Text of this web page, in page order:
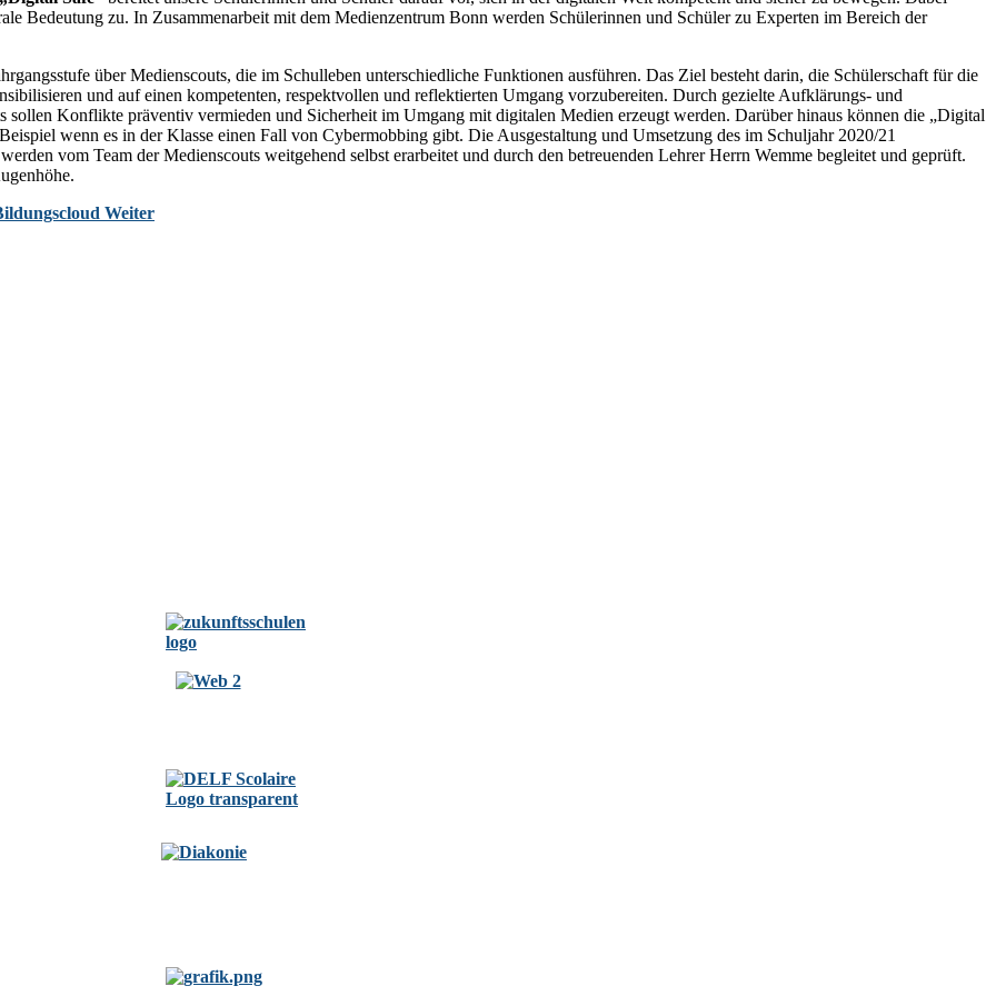
Bedeutung zu. In Zusammenarbeit mit dem Medienzentrum Bonn werden Schülerinnen und Schüler zu Experten im Bereich der
über Medienscouts, die im Schulleben unterschiedliche Funktionen ausführen. Das Ziel besteht darin, die Schülerschaft für die
und auf einen kompetenten, respektvollen und reflektierten Umgang vorzubereiten. Durch gezielte Aufklärungs- und
sollen Konflikte präventiv vermieden und Sicherheit im Umgang mit digitalen Medien erzeugt werden. Darüber hinaus können die „Digital
wenn es in der Klasse einen Fall von Cybermobbing gibt. Die Ausgestaltung und Umsetzung des im Schuljahr 2020/21
vom Team der Medienscouts weitgehend selbst erarbeitet und durch den betreuenden Lehrer Herrn Wemme begleitet und geprüft.
Weiter